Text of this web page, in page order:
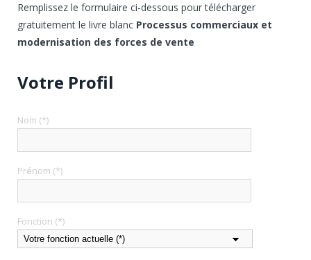
Remplissez le formulaire ci-dessous pour télécharger
gratuitement le livre blanc Processus commerciaux et
modernisation des forces de vente
Votre Profil
Nom (*)
Prénom (*)
Fonction (*)